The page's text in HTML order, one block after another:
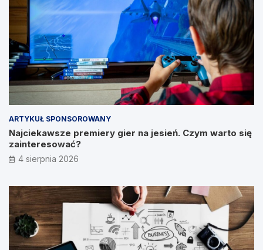
ARTYKUŁ SPONSOROWANY
Najciekawsze premiery gier na jesień. Czym warto się
zainteresować?
4 sierpnia 2026